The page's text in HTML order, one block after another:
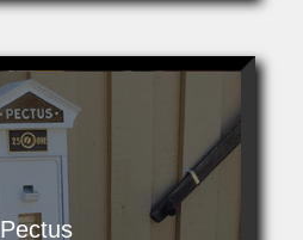
Pectus